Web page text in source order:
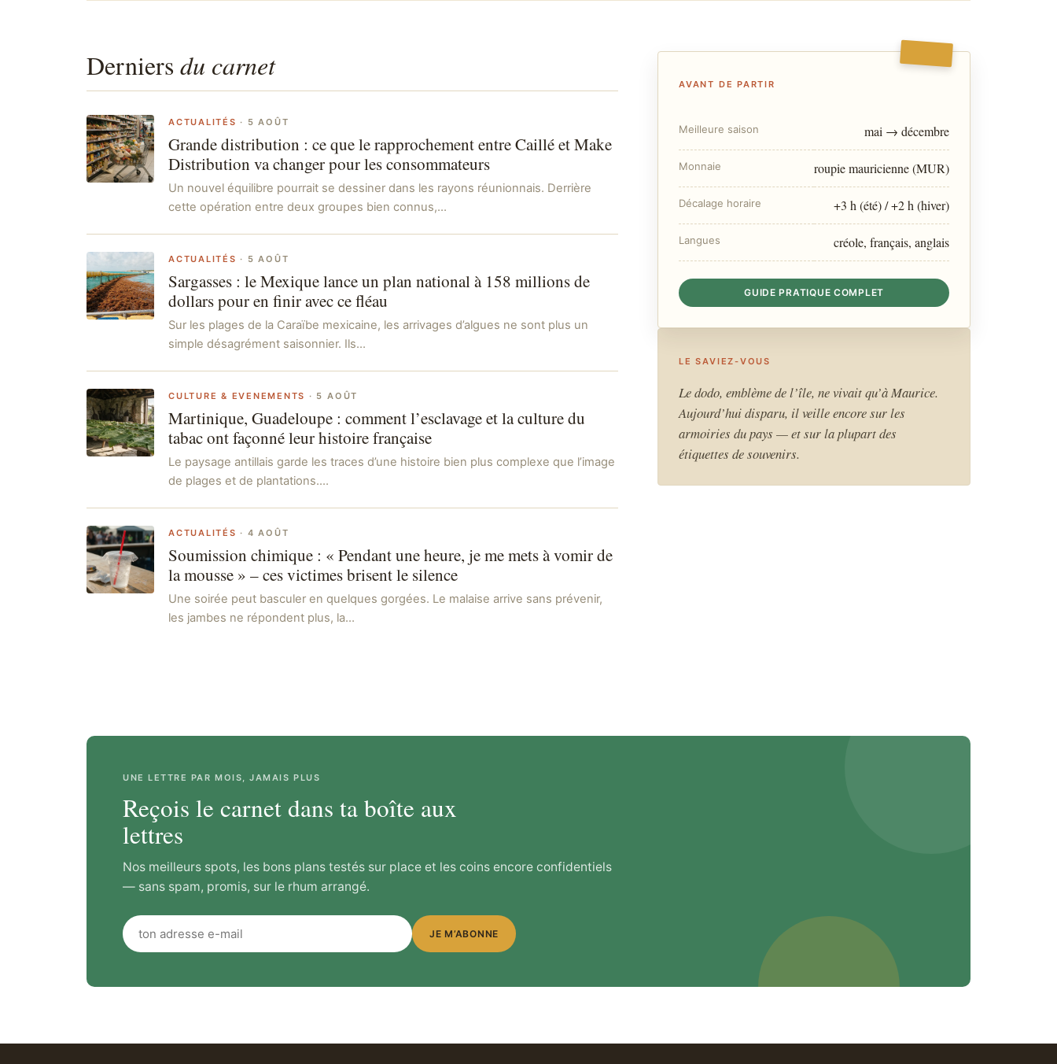
Derniers du carnet
ACTUALITÉS · 5 AOÛT
Grande distribution : ce que le rapprochement entre Caillé et Make
Distribution va changer pour les consommateurs
Un nouvel équilibre pourrait se dessiner dans les rayons réunionnais. Derrière
cette opération entre deux groupes bien connus,…
ACTUALITÉS · 5 AOÛT
Sargasses : le Mexique lance un plan national à 158 millions de
dollars pour en finir avec ce fléau
Sur les plages de la Caraïbe mexicaine, les arrivages d’algues ne sont plus un
simple désagrément saisonnier. Ils…
CULTURE & EVENEMENTS · 5 AOÛT
Martinique, Guadeloupe : comment l’esclavage et la culture du
tabac ont façonné leur histoire française
Le paysage antillais garde les traces d’une histoire bien plus complexe que l’image
de plages et de plantations.…
ACTUALITÉS · 4 AOÛT
Soumission chimique : « Pendant une heure, je me mets à vomir de
la mousse » – ces victimes brisent le silence
Une soirée peut basculer en quelques gorgées. Le malaise arrive sans prévenir,
les jambes ne répondent plus, la…
AVANT DE PARTIR
Meilleure saison mai → décembre
Monnaie roupie mauricienne (MUR)
Décalage horaire +3 h (été) / +2 h (hiver)
Langues créole, français, anglais
GUIDE PRATIQUE COMPLET
LE SAVIEZ-VOUS
Le dodo, emblème de l’île, ne vivait qu’à Maurice.
Aujourd’hui disparu, il veille encore sur les
armoiries du pays — et sur la plupart des
étiquettes de souvenirs.
UNE LETTRE PAR MOIS, JAMAIS PLUS
Reçois le carnet dans ta boîte aux
lettres
Nos meilleurs spots, les bons plans testés sur place et les coins encore confidentiels
— sans spam, promis, sur le rhum arrangé.
JE M’ABONNE